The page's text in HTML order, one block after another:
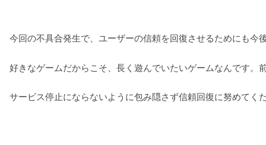
今回の不具合発生で、ユーザーの信頼を回復させるためにも今
好きなゲームだからこそ、長く遊んでいたいゲームなんです
サービス停止にならないように包み隠さず信頼回復に努めてく